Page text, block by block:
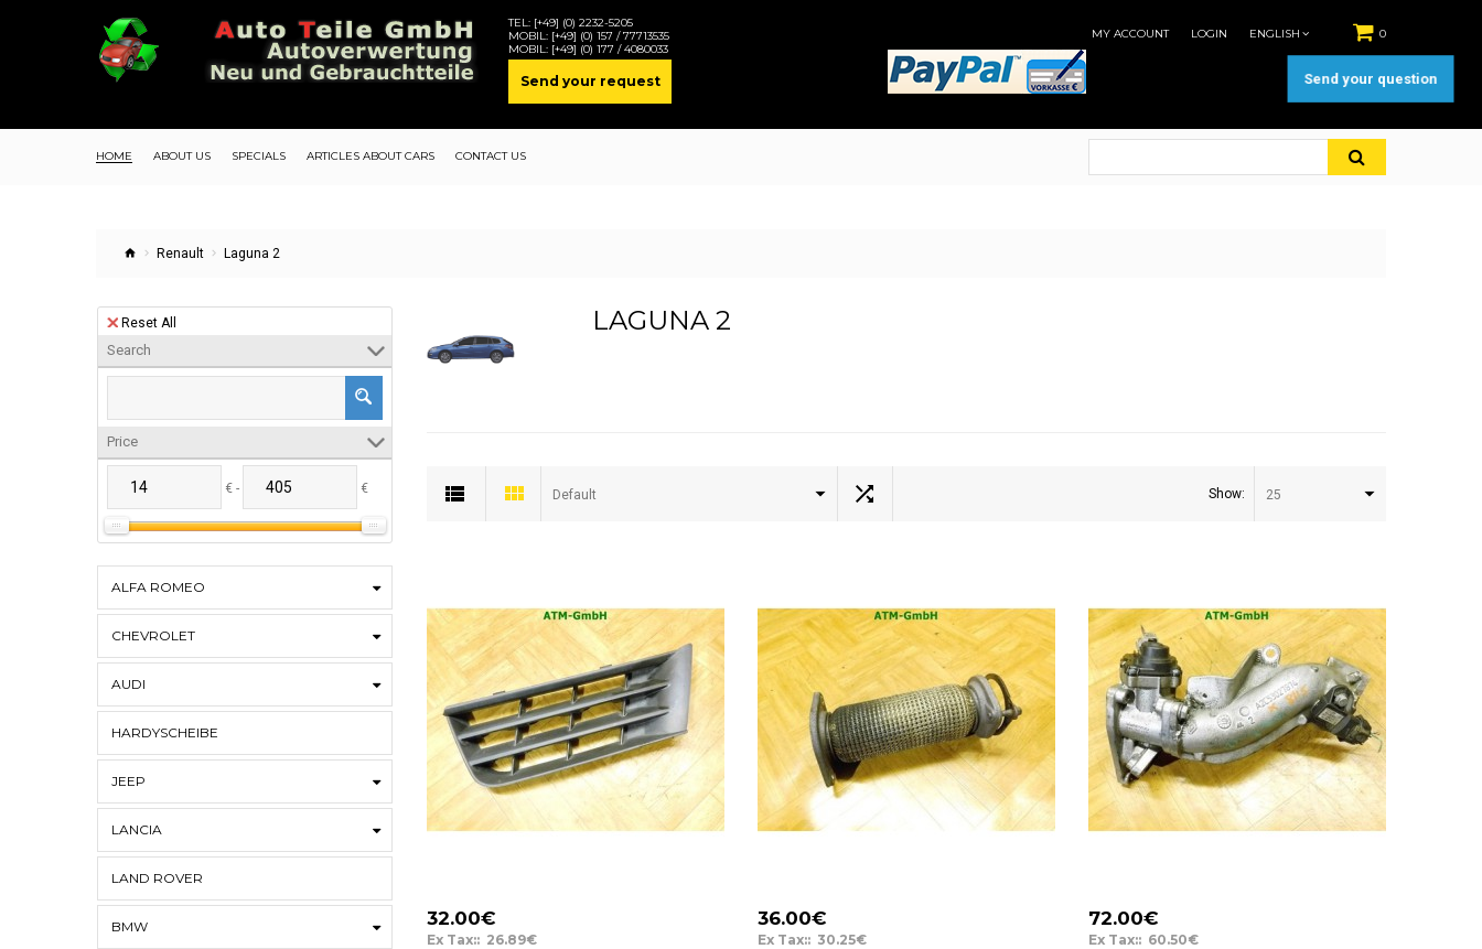
TEL: [+49] (0) 2232-5205
MOBIL: [+49] (0) 157 / 77713535
MOBIL: [+49] (0) 177 / 4080033
Send your request
0
MY ACCOUNT LOGIN ENGLISH
HOME ABOUT US SPECIALS ARTICLES ABOUT CARS CONTACT US
Renault Laguna 2
Reset All
Search
Price
€ - €
ALFA ROMEO
CHEVROLET
AUDI
HARDYSCHEIBE
JEEP
LANCIA
LAND ROVER
BMW
LAGUNA 2
Default Show: 25
32.00€
Ex Tax:: 26.89€
36.00€
Ex Tax:: 30.25€
72.00€
Ex Tax:: 60.50€
Send your question